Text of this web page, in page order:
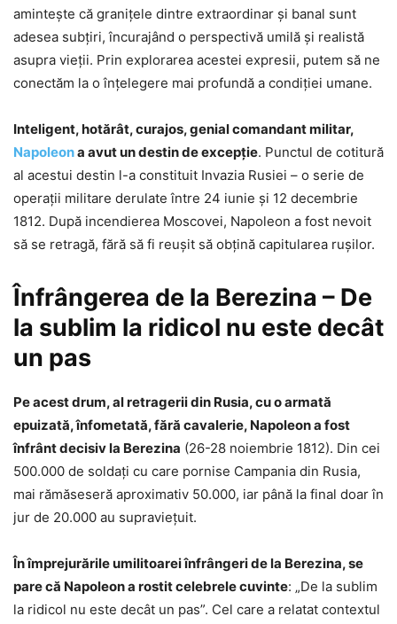
amintește că granițele dintre extraordinar și banal sunt
adesea subțiri, încurajând o perspectivă umilă și realistă
asupra vieții. Prin explorarea acestei expresii, putem să ne
conectăm la o înțelegere mai profundă a condiției umane.
Inteligent, hotărât, curajos, genial comandant militar,
Napoleona avut un destin de excepție. Punctul de cotitură
al acestui destin l-a constituit Invazia Rusiei – o serie de
operații militare derulate între 24 iunie și 12 decembrie
1812. După incendierea Moscovei, Napoleon a fost nevoit
să se retragă, fără să fi reușit să obțină capitularea rușilor.
Înfrângerea de la Berezina – De
la sublim la ridicol nu este decât
un pas
Pe acest drum, al retragerii din Rusia, cu o armată
epuizată, înfometată, fără cavalerie, Napoleon a fost
înfrânt decisiv la Berezina (26-28 noiembrie 1812). Din cei
500.000 de soldați cu care pornise Campania din Rusia,
mai rămăseseră aproximativ 50.000, iar până la final doar în
jur de 20.000 au supraviețuit.
În împrejurările umilitoarei înfrângeri de la Berezina, se
pare că Napoleon a rostit celebrele cuvinte: „De la sublim
la ridicol nu este decât un pas”. Cel care a relatat contextul